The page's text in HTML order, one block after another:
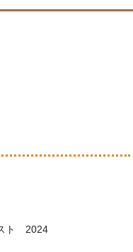
ト 2024